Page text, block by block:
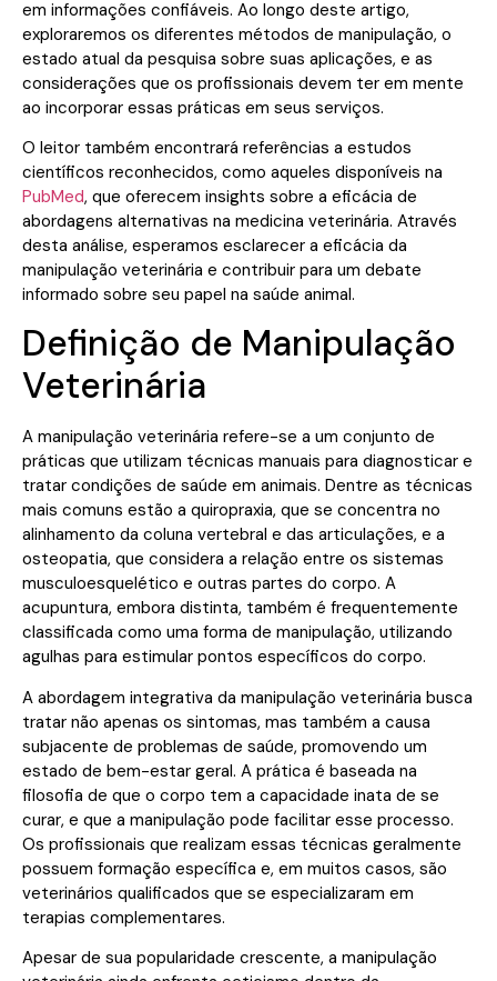
em informações confiáveis. Ao longo deste artigo,
exploraremos os diferentes métodos de manipulação, o
estado atual da pesquisa sobre suas aplicações, e as
considerações que os profissionais devem ter em mente
ao incorporar essas práticas em seus serviços.
O leitor também encontrará referências a estudos
científicos reconhecidos, como aqueles disponíveis na
PubMed, que oferecem insights sobre a eficácia de
abordagens alternativas na medicina veterinária. Através
desta análise, esperamos esclarecer a eficácia da
manipulação veterinária e contribuir para um debate
informado sobre seu papel na saúde animal.
Definição de Manipulação
Veterinária
A manipulação veterinária refere-se a um conjunto de
práticas que utilizam técnicas manuais para diagnosticar e
tratar condições de saúde em animais. Dentre as técnicas
mais comuns estão a quiropraxia, que se concentra no
alinhamento da coluna vertebral e das articulações, e a
osteopatia, que considera a relação entre os sistemas
musculoesquelético e outras partes do corpo. A
acupuntura, embora distinta, também é frequentemente
classificada como uma forma de manipulação, utilizando
agulhas para estimular pontos específicos do corpo.
A abordagem integrativa da manipulação veterinária busca
tratar não apenas os sintomas, mas também a causa
subjacente de problemas de saúde, promovendo um
estado de bem-estar geral. A prática é baseada na
filosofia de que o corpo tem a capacidade inata de se
curar, e que a manipulação pode facilitar esse processo.
Os profissionais que realizam essas técnicas geralmente
possuem formação específica e, em muitos casos, são
veterinários qualificados que se especializaram em
terapias complementares.
Apesar de sua popularidade crescente, a manipulação